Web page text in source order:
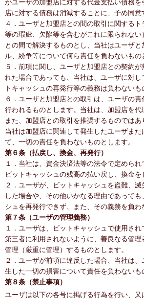
がユーザの加盟店に対する代金支払い債務
店に対する債務は消滅することに、予め同意
４．ユーザと加盟店との間の取引に関する
等の瑕疵、欠陥等を含むがこれに限られな
との間で解決するものとし、当社はユーザ
ル、紛争等について何ら責任を負わないもの
５．前項に関し、ユーザと加盟店との契約が
れた場合であっても、当社は、ユーザに対し
トキャッシュの再発行等の義務は負わないも
６．ユーザと加盟店との取引は、ユーザの
行われるものとします。当社は、加盟店を代
また、加盟店との取引を推奨するものではあ
当社は加盟店に関連して発生したユーザま
て、一切の責任を負わないものとします。
第６条（払戻し、換金、再発行）
１．当社は、資金決済法等の法令で定められ
ビットキャッシュの残高の払い戻し、換金を
２．ユーザが、ビットキャッシュを盗難、
した場合や、その他いかなる理由であって
シュを再発行できず、また、その義務を負わ
第７条（ユーザの管理義務）
１．ユーザは、ビットキャッシュで使用され
第三者に利用されないように、善良なる管
管理（厳重に管理）するものとします。
２．ユーザが前項に違反した場合、当社は
生した一切の損害について責任を負わないも
第８条（禁止事項）
ユーザは以下の各号に掲げる行為を行い、